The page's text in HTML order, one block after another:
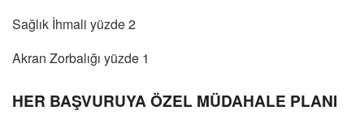
Sağlık İhmali yüzde 2
Akran Zorbalığı yüzde 1
HER BAŞVURUYA ÖZEL MÜDAHALE PLANI